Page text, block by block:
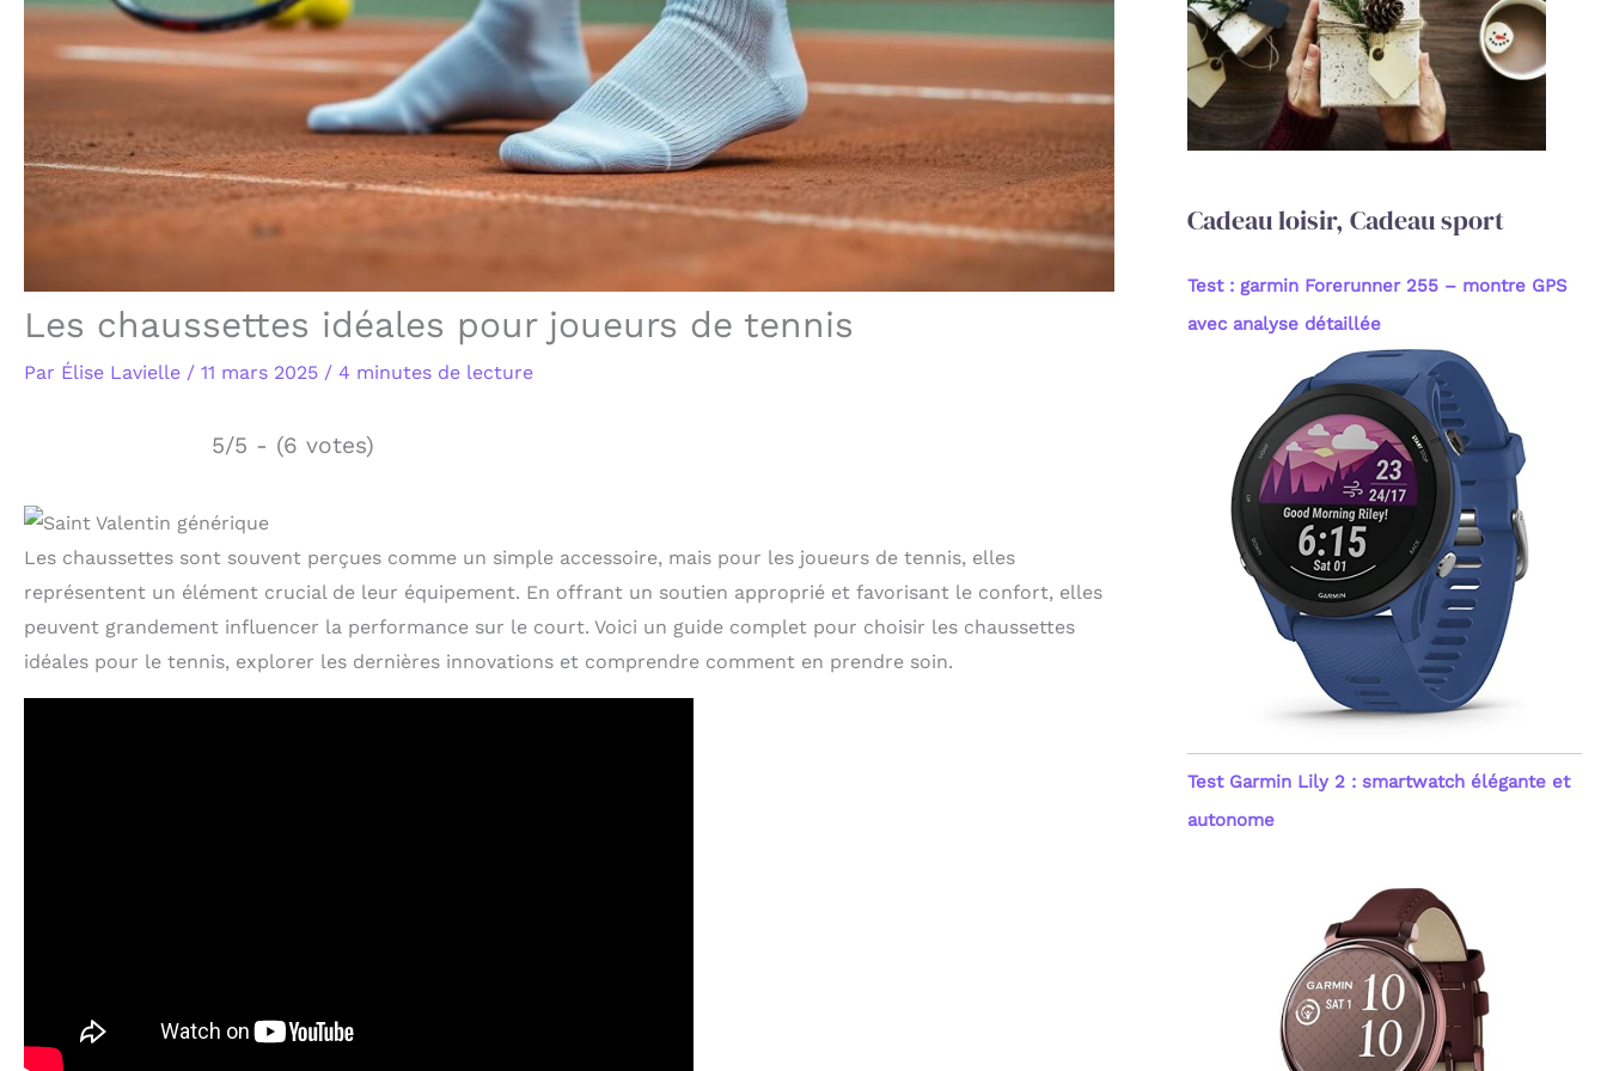
Les chaussettes idéales pour joueurs de tennis
Par Élise Lavielle / 11 mars 2025 / 4 minutes de lecture
5/5 - (6 votes)
Les chaussettes sont souvent perçues comme un simple accessoire, mais pour les joueurs de tennis, elles
représentent un élément crucial de leur équipement. En offrant un soutien approprié et favorisant le confort, elles
peuvent grandement influencer la performance sur le court. Voici un guide complet pour choisir les chaussettes
idéales pour le tennis, explorer les dernières innovations et comprendre comment en prendre soin.
c
Cadeau loisir, Cadeau sport
Test : garmin Forerunner 255 – montre GPS
avec analyse détaillée
Test Garmin Lily 2 : smartwatch élégante et
autonome